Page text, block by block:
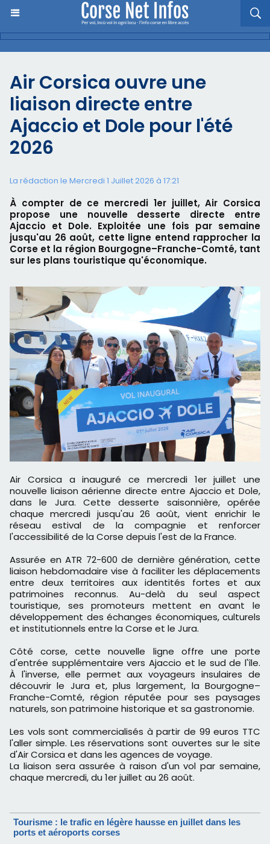
Air Corsica ouvre une
liaison directe entre
Ajaccio et Dole pour l'été
2026
La rédaction le Mercredi 1 Juillet 2026 à 17:21
À compter de ce mercredi 1er juillet, Air Corsica
propose une nouvelle desserte directe entre
Ajaccio et Dole. Exploitée une fois par semaine
jusqu'au 26 août, cette ligne entend rapprocher la
Corse et la région Bourgogne–Franche-Comté, tant
sur les plans touristique qu'économique.
Air Corsica a inauguré ce mercredi 1er juillet une
nouvelle liaison aérienne directe entre Ajaccio et Dole,
dans le Jura. Cette desserte saisonnière, opérée
chaque mercredi jusqu'au 26 août, vient enrichir le
réseau estival de la compagnie et renforcer
l'accessibilité de la Corse depuis l'est de la France.
Assurée en ATR 72-600 de dernière génération, cette
liaison hebdomadaire vise à faciliter les déplacements
entre deux territoires aux identités fortes et aux
patrimoines reconnus. Au-delà du seul aspect
touristique, ses promoteurs mettent en avant le
développement des échanges économiques, culturels
et institutionnels entre la Corse et le Jura.
Côté corse, cette nouvelle ligne offre une porte
d'entrée supplémentaire vers Ajaccio et le sud de l'île.
À l'inverse, elle permet aux voyageurs insulaires de
découvrir le Jura et, plus largement, la Bourgogne–
Franche-Comté, région réputée pour ses paysages
naturels, son patrimoine historique et sa gastronomie.
Les vols sont commercialisés à partir de 99 euros TTC
l'aller simple. Les réservations sont ouvertes sur le site
d'Air Corsica et dans les agences de voyage.
La liaison sera assurée à raison d'un vol par semaine,
chaque mercredi, du 1er juillet au 26 août.
Tourisme : le trafic en légère hausse en juillet dans les
ports et aéroports corses